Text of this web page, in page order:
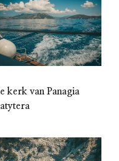
kerk van Panagia